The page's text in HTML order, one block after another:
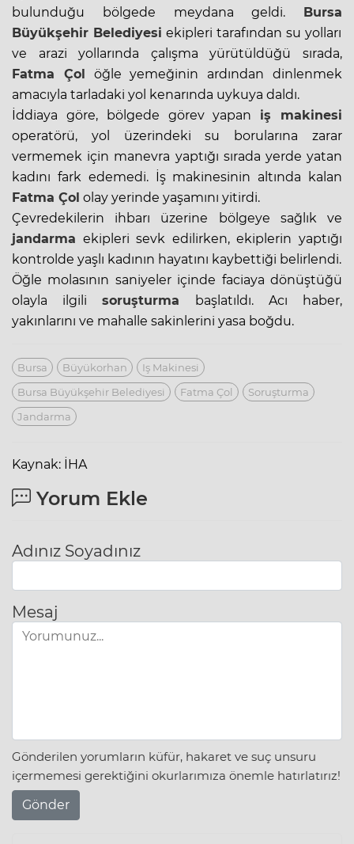
bulunduğu bölgede meydana geldi. Bursa
Büyükşehir Belediyesi ekipleri tarafından su yolları
ve arazi yollarında çalışma yürütüldüğü sırada,
Fatma Çol öğle yemeğinin ardından dinlenmek
amacıyla tarladaki yol kenarında uykuya daldı.
İddiaya göre, bölgede görev yapan iş makinesi
operatörü, yol üzerindeki su borularına zarar
vermemek için manevra yaptığı sırada yerde yatan
kadını fark edemedi. İş makinesinin altında kalan
Fatma Çol olay yerinde yaşamını yitirdi.
Çevredekilerin ihbarı üzerine bölgeye sağlık ve
jandarma ekipleri sevk edilirken, ekiplerin yaptığı
kontrolde yaşlı kadının hayatını kaybettiği belirlendi.
Öğle molasının saniyeler içinde faciaya dönüştüğü
olayla ilgilisoruşturma başlatıldı. Acı haber,
yakınlarını ve mahalle sakinlerini yasa boğdu.
Bursa Büyükorhan
Iş Makinesi
Bursa Büyükşehir Belediyesi
Fatma Çol
Soruşturma
Jandarma
Kaynak: İHA
Yorum Ekle
Adınız Soyadınız
Mesaj
Gönderilen yorumların küfür, hakaret ve suç unsuru
içermemesi gerektiğini okurlarımıza önemle hatırlatırız!
Gönder